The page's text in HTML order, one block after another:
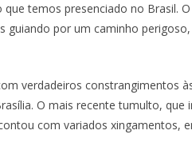
temos presenciado no Brasil.
guiando por um caminho
verdadeiros constrangimentos
O mais recente tumulto, que
com variados xingamentos,